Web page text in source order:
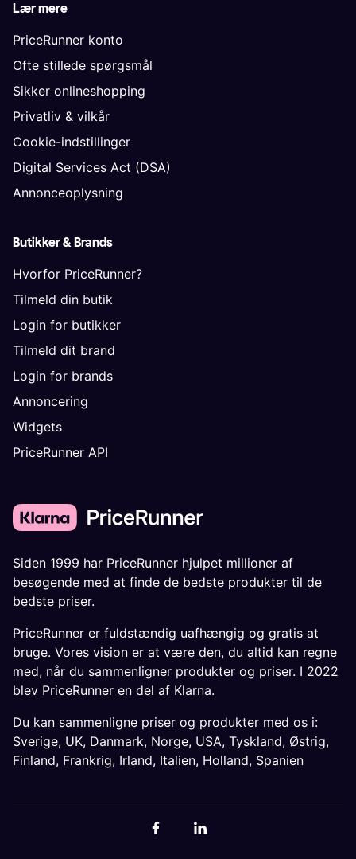
Lær mere
PriceRunner konto
Ofte stillede spørgsmål
Sikker onlineshopping
Privatliv & vilkår
Cookie-indstillinger
Digital Services Act (DSA)
Annonceoplysning
Butikker & Brands
Hvorfor PriceRunner?
Tilmeld din butik
Login for butikker
Tilmeld dit brand
Login for brands
Annoncering
Widgets
PriceRunner API
Siden 1999 har PriceRunner hjulpet millioner af
besøgende med at finde de bedste produkter til de
bedste priser.
PriceRunner er fuldstændig uafhængig og gratis at
bruge. Vores vision er at være den, du altid kan regne
med, når du sammenligner produkter og priser. I 2022
blev PriceRunner en del af Klarna.
Du kan sammenligne priser og produkter med os i:
Sverige, UK, Danmark, Norge, USA, Tyskland, Østrig,
Finland, Frankrig, Irland, Italien, Holland, Spanien